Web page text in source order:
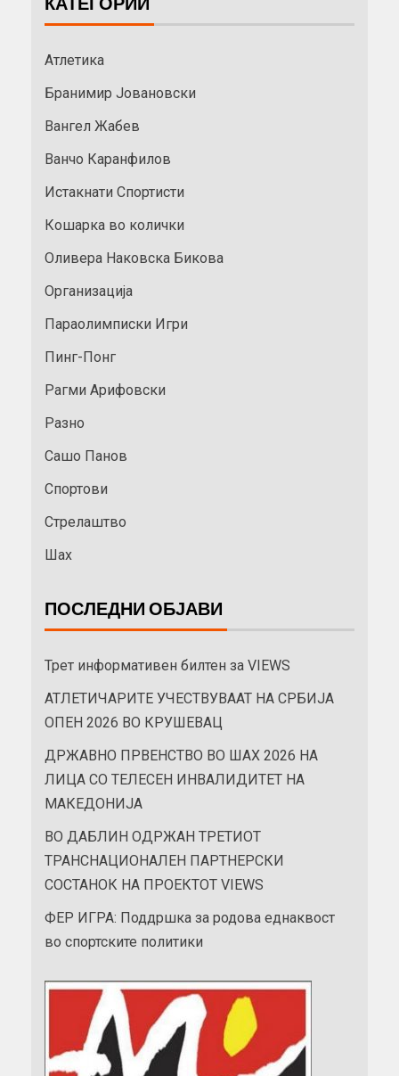
Атлетика
Бранимир Јовановски
Вангел Жабев
Ванчо Каранфилов
Истакнати Спортисти
Кошарка во колички
Оливера Наковска Бикова
Организација
Параолимписки Игри
Пинг-Понг
Рагми Арифовски
Разно
Сашо Панов
Спортови
Стрелаштво
Шах
ПОСЛЕДНИ ОБЈАВИ
Трет информативен билтен за VIEWS
АТЛЕТИЧАРИТЕ УЧЕСТВУВААТ НА СРБИЈА
ОПЕН 2026 ВО КРУШЕВАЦ
ДРЖАВНО ПРВЕНСТВО ВО ШАХ 2026 НА
ЛИЦА СО ТЕЛЕСЕН ИНВАЛИДИТЕТ НА
МАКЕДОНИЈА
ВО ДАБЛИН ОДРЖАН ТРЕТИОТ
ТРАНСНАЦИОНАЛЕН ПАРТНЕРСКИ
СОСТАНОК НА ПРОЕКТОТ VIEWS
ФЕР ИГРА: Поддршка за родова еднаквост
во спортските политики